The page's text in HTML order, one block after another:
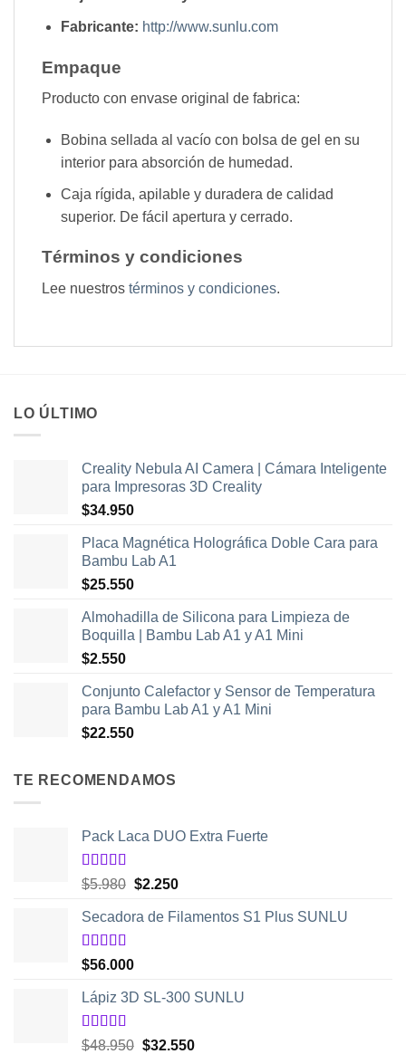
Fabricante: http://www.sunlu.com
Empaque
Producto con envase original de fabrica:
Bobina sellada al vacío con bolsa de gel en su
interior para absorción de humedad.
Caja rígida, apilable y duradera de calidad
superior. De fácil apertura y cerrado.
Términos y condiciones
Lee nuestros términos y condiciones.
LO ÚLTIMO
Creality Nebula AI Camera | Cámara Inteligente
para Impresoras 3D Creality
$34.950
Placa Magnética Holográfica Doble Cara para
Bambu Lab A1
$25.550
Almohadilla de Silicona para Limpieza de
Boquilla | Bambu Lab A1 y A1 Mini
$2.550
Conjunto Calefactor y Sensor de Temperatura
para Bambu Lab A1 y A1 Mini
$22.550
TE RECOMENDAMOS
Pack Laca DUO Extra Fuerte
Valorado
de
5
$5.980 El
original
$5.980.
$2.250El
actual
Secadora de Filamentos S1 Plus SUNLU
Valorado
con
5
$56.000
Lápiz 3D SL-300 SUNLU
Valorado
$48.950 El
$32.550El